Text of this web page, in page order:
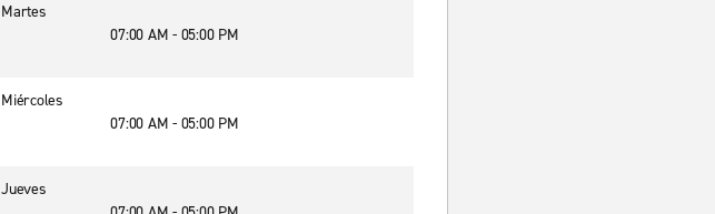
Martes
07:00 AM - 05:00 PM
Miércoles
07:00 AM - 05:00 PM
Jueves